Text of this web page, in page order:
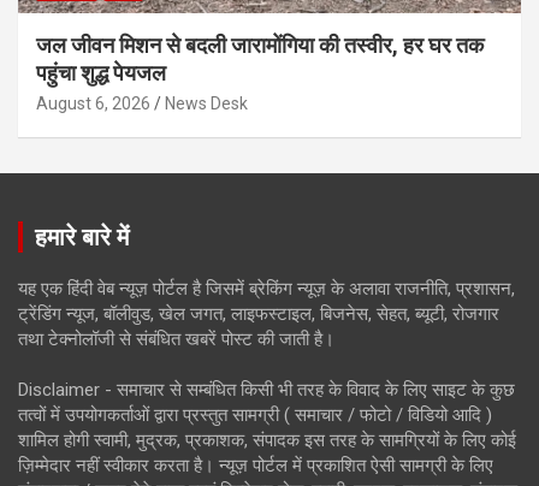
जल जीवन मिशन से बदली जारामोंगिया की तस्वीर, हर घर तक
पहुंचा शुद्ध पेयजल
August 6, 2026 News Desk
हमारे बारे में
यह एक हिंदी वेब न्यूज़ पोर्टल है जिसमें ब्रेकिंग न्यूज़ के अलावा राजनीति, प्रशासन,
ट्रेंडिंग न्यूज, बॉलीवुड, खेल जगत, लाइफस्टाइल, बिजनेस, सेहत, ब्यूटी, रोजगार
तथा टेक्नोलॉजी से संबंधित खबरें पोस्ट की जाती है।
Disclaimer - समाचार से सम्बंधित किसी भी तरह के विवाद के लिए साइट के कुछ
तत्वों में उपयोगकर्ताओं द्वारा प्रस्तुत सामग्री ( समाचार / फोटो / विडियो आदि )
शामिल होगी स्वामी, मुद्रक, प्रकाशक, संपादक इस तरह के सामग्रियों के लिए कोई
ज़िम्मेदार नहीं स्वीकार करता है। न्यूज़ पोर्टल में प्रकाशित ऐसी सामग्री के लिए